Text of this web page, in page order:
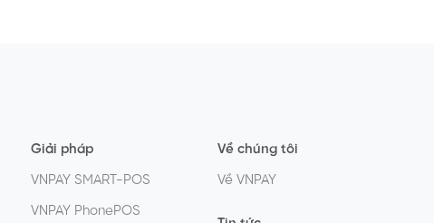
Giải pháp
VNPAY SMART-POS
VNPAY PhonePOS
Về chúng tôi
Về VNPAY